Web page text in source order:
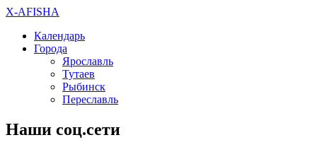
X-AFISHA
Календарь
Города
Ярославль
Тутаев
Рыбинск
Переславль
Наши соц.сети